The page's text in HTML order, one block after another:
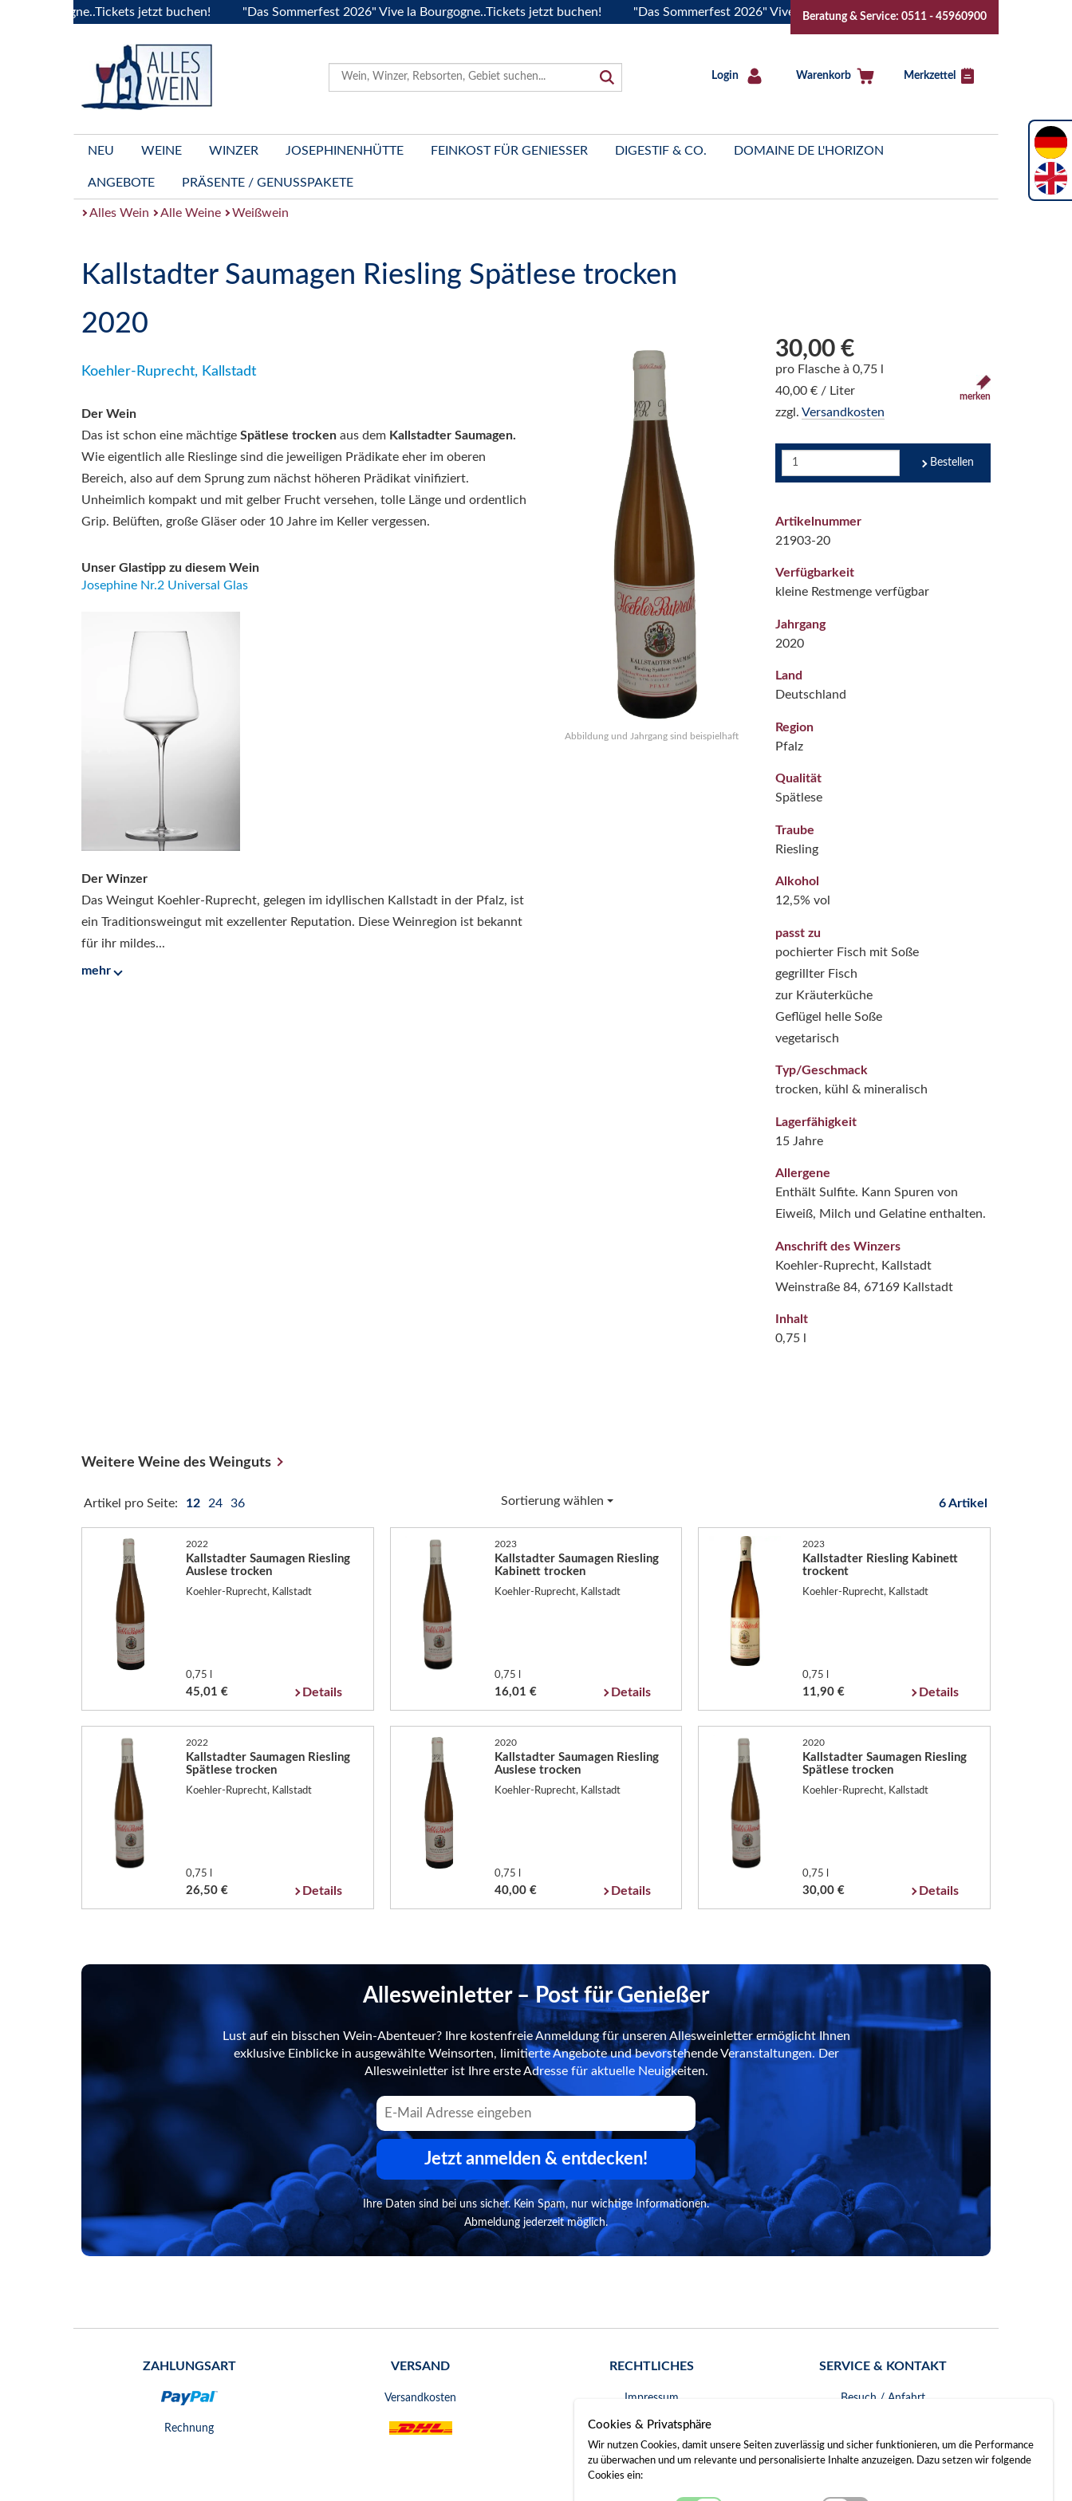
jetzt buchen! "Das Sommerfest 2026" Vive la Bourgogne..Tickets jetzt buchen! "Das Sommerfest 2026" Vive la Bourgogne..Tickets jetzt buchen!
Beratung & Service: 0511 - 45960900
Login Warenkorb Merkzettel
NEU WEINE WINZER JOSEPHINENHÜTTE FEINKOST FÜR GENIESSER DIGESTIF & CO. DOMAINE DE L'HORIZON
ANGEBOTE PRÄSENTE / GENUSSPAKETE
Alles Wein Alle Weine Weißwein
Kallstadter Saumagen Riesling Spätlese trocken
2020
Koehler-Ruprecht, Kallstadt
Der Wein
Das ist schon eine mächtige Spätlese trocken aus dem Kallstadter Saumagen.
Wie eigentlich alle Rieslinge sind die jeweiligen Prädikate eher im oberen
Bereich, also auf dem Sprung zum nächst höheren Prädikat vinifiziert.
Unheimlich kompakt und mit gelber Frucht versehen, tolle Länge und ordentlich
Grip. Belüften, große Gläser oder 10 Jahre im Keller vergessen.
Unser Glastipp zu diesem Wein
Josephine Nr.2 Universal Glas
Der Winzer
Das Weingut Koehler-Ruprecht, gelegen im idyllischen Kallstadt in der Pfalz, ist
ein Traditionsweingut mit exzellenter Reputation. Diese Weinregion ist bekannt
für ihr mildes...
mehr
Abbildung und Jahrgang sind beispielhaft
30,00 €
pro Flasche à 0,75 l
40,00 € / Liter
zzgl. Versandkosten
merken
Bestellen
Artikelnummer
21903-20
Verfügbarkeit
kleine Restmenge verfügbar
Jahrgang
2020
Land
Deutschland
Region
Pfalz
Qualität
Spätlese
Traube
Riesling
Alkohol
12,5% vol
passt zu
pochierter Fisch mit Soße
gegrillter Fisch
zur Kräuterküche
Geflügel helle Soße
vegetarisch
Typ/Geschmack
trocken, kühl & mineralisch
Lagerfähigkeit
15 Jahre
Allergene
Enthält Sulfite. Kann Spuren von
Eiweiß, Milch und Gelatine enthalten.
Anschrift des Winzers
Koehler-Ruprecht, Kallstadt
Weinstraße 84, 67169 Kallstadt
Inhalt
0,75 l
Weitere Weine des Weinguts
Artikel pro Seite: 12 24 36 Sortierung wählen 6 Artikel
2022
Kallstadter Saumagen Riesling
Auslese trocken
Koehler-Ruprecht, Kallstadt
0,75 l
45,01 € Details
2023
Kallstadter Saumagen Riesling
Kabinett trocken
Koehler-Ruprecht, Kallstadt
0,75 l
16,01 € Details
2023
Kallstadter Riesling Kabinett
trockent
Koehler-Ruprecht, Kallstadt
0,75 l
11,90 € Details
2022
Kallstadter Saumagen Riesling
Spätlese trocken
Koehler-Ruprecht, Kallstadt
0,75 l
26,50 € Details
2020
Kallstadter Saumagen Riesling
Auslese trocken
Koehler-Ruprecht, Kallstadt
0,75 l
40,00 € Details
2020
Kallstadter Saumagen Riesling
Spätlese trocken
Koehler-Ruprecht, Kallstadt
0,75 l
30,00 € Details
Allesweinletter – Post für Genießer
Lust auf ein bisschen Wein-Abenteuer? Ihre kostenfreie Anmeldung für unseren Allesweinletter ermöglicht Ihnen
exklusive Einblicke in ausgewählte Weinsorten, limitierte Angebote und bevorstehende Veranstaltungen. Der
Allesweinletter ist Ihre erste Adresse für aktuelle Neuigkeiten.
Jetzt anmelden & entdecken!
Ihre Daten sind bei uns sicher. Kein Spam, nur wichtige Informationen.
Abmeldung jederzeit möglich.
ZAHLUNGSART
Rechnung
VERSAND
Versandkosten
RECHTLICHES
Impressum
AGB
Widerrufsrecht
SERVICE & KONTAKT
Besuch / Anfahrt
Cookies & Privatsphäre
Wir nutzen Cookies, damit unsere Seiten zuverlässig und sicher funktionieren, um die Performance
zu überwachen und um relevante und personalisierte Inhalte anzuzeigen. Dazu setzen wir folgende
Cookies ein: